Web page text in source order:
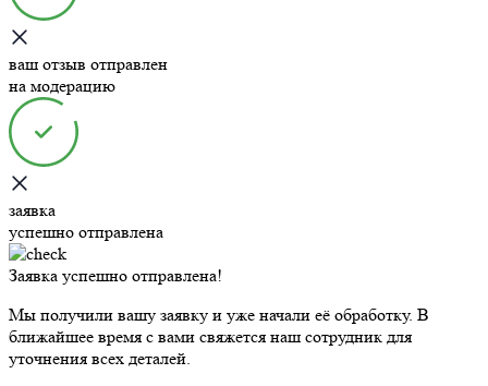
ваш отзыв отправлен
на модерацию
заявка
успешно отправлена
Заявка успешно отправлена!
Мы получили вашу заявку и уже начали её обработку. В
ближайшее время с вами свяжется наш сотрудник для
уточнения всех деталей.